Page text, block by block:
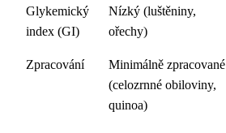
Glykemický
index (GI)
Nízký (luštěniny,
ořechy)
Zpracování
Minimálně zpracované
(celozrnné obiloviny,
quinoa)